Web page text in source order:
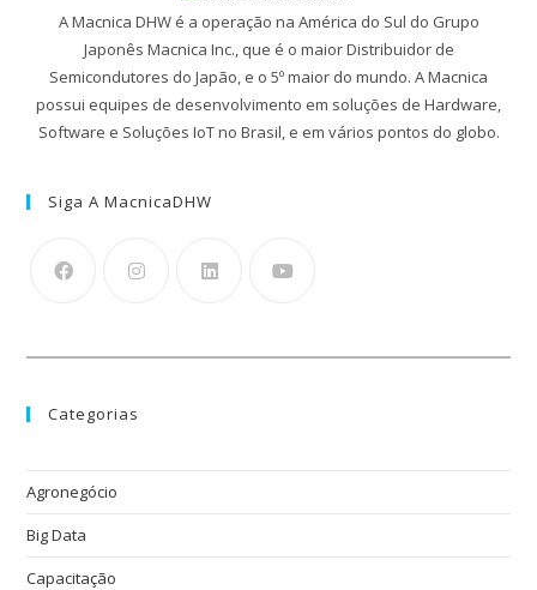
A Macnica DHW é a operação na América do Sul do Grupo
Japonês Macnica Inc., que é o maior Distribuidor de
Semicondutores do Japão, e o 5º maior do mundo. A Macnica
possui equipes de desenvolvimento em soluções de Hardware,
Software e Soluções IoT no Brasil, e em vários pontos do globo.
Siga A MacnicaDHW
Categorias
Agronegócio
Big Data
Capacitação